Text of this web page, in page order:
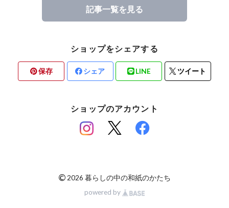
記事一覧を見る
ショップをシェアする
保存 シェア LINE ツイート
ショップのアカウント
© 2026 暮らしの中の和紙のかたち
powered by